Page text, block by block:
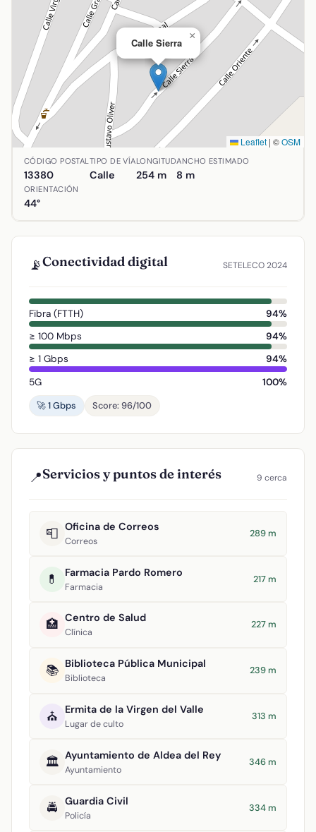
Calle Sierra
×
Leaflet | ©OSM
Ubicación de Calle Sierra en Aldea del Rey, Ciudad
CÓDIGO POSTAL
13380
TIPO DE VÍA
Calle
LONGITUD
254 m
ANCHO ESTIMADO
8 m
ORIENTACIÓN
44°
📡Conectividad digital SETELECO 2024
Fibra (FTTH)
94%
≥ 100 Mbps
94%
≥ 1 Gbps
94%
5G
100%
🚀 1 Gbps
Score: 96/100
📍Servicios y puntos de interés 9 cerca
📮 Oficina de Correos
Correos
289 m
💊 Farmacia Pardo Romero
Farmacia
217 m
🏥 Centro de Salud
Clínica
227 m
📚 Biblioteca Pública Municipal
Biblioteca
239 m
⛪ Ermita de la Virgen del Valle
Lugar de culto
313 m
🏛️ Ayuntamiento de Aldea del Rey
Ayuntamiento
346 m
🚔 Guardia Civil
Policía
334 m